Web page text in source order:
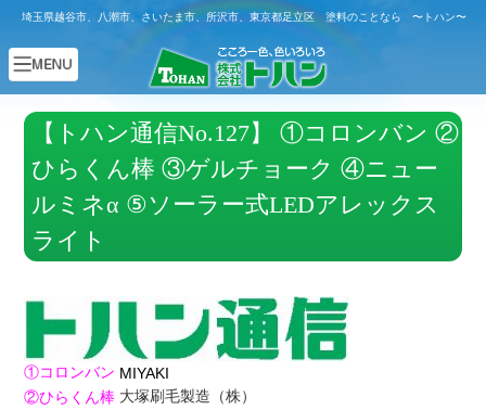
埼玉県越谷市、八潮市、さいたま市、所沢市、東京都足立区 塗料のことなら 〜トハン〜
【トハン通信No.127】 ①コロンバン ②
ひらくん棒 ③ゲルチョーク ④ニュー
ルミネα ⑤ソーラー式LEDアレックス
ライト
①コロンバン MIYAKI
②ひらくん棒 大塚刷毛製造（株）